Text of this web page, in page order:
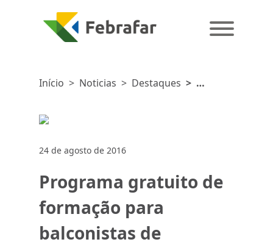
Início > Noticias > Destaques >
de
24 de agosto de 2016
Programa gratuito de
formação para
balconistas de